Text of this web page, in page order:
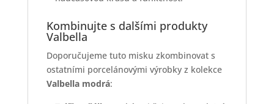
Kombinujte s dalšími produkty
Valbella
Doporučujeme tuto misku zkombinovat s
ostatními porcelánovými výrobky z kolekce
Valbella modrá: